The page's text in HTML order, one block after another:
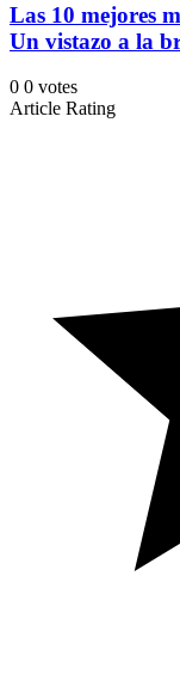
Las 10 mejores
Un vistazo a la
0 0 votes
Article Rating